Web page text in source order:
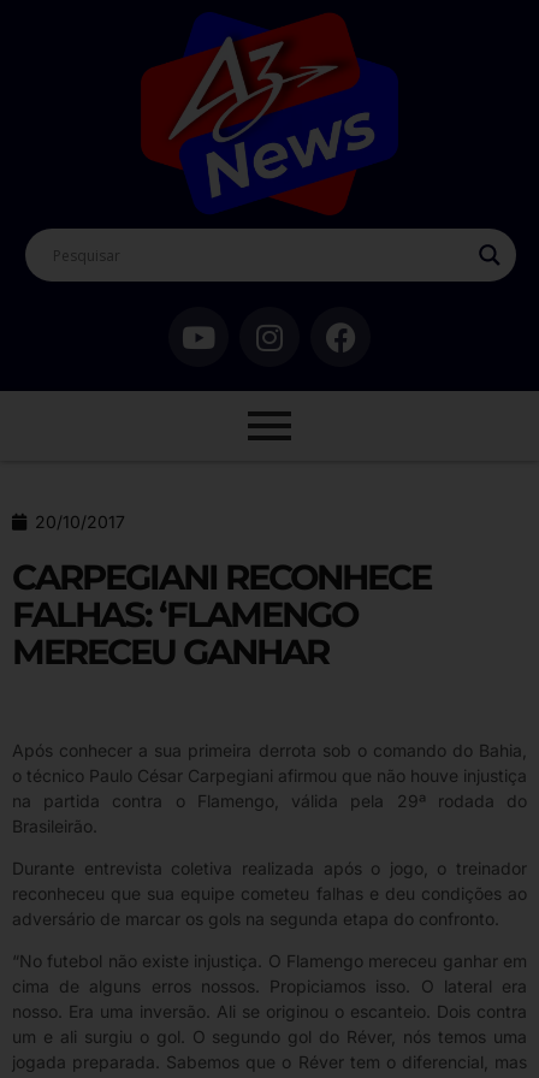
20/10/2017
CARPEGIANI RECONHECE
FALHAS: ‘FLAMENGO
MERECEU GANHAR
Após conhecer a sua primeira derrota sob o comando do Bahia,
o técnico Paulo César Carpegiani afirmou que não houve injustiça
na partida contra o Flamengo, válida pela 29ª rodada do
Brasileirão.
Durante entrevista coletiva realizada após o jogo, o treinador
reconheceu que sua equipe cometeu falhas e deu condições ao
adversário de marcar os gols na segunda etapa do confronto.
“No futebol não existe injustiça. O Flamengo mereceu ganhar em
cima de alguns erros nossos. Propiciamos isso. O lateral era
nosso. Era uma inversão. Ali se originou o escanteio. Dois contra
um e ali surgiu o gol. O segundo gol do Réver, nós temos uma
jogada preparada. Sabemos que o Réver tem o diferencial, mas